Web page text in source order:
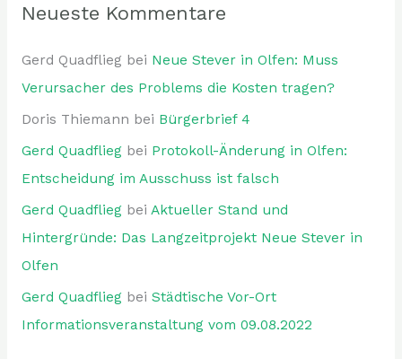
Neueste Kommentare
Gerd Quadflieg bei Neue Stever in Olfen: Muss
Verursacher des Problems die Kosten tragen?
Doris Thiemann bei Bürgerbrief 4
Gerd Quadfliegbei Protokoll-Änderung in Olfen:
Entscheidung im Ausschuss ist falsch
Gerd Quadfliegbei Aktueller Stand und
Hintergründe: Das Langzeitprojekt Neue Stever in
Olfen
Gerd Quadfliegbei Städtische Vor-Ort
Informationsveranstaltung vom 09.08.2022